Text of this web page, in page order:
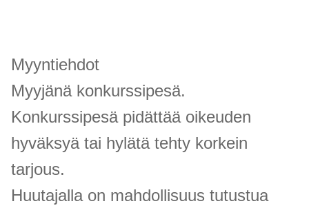
Myyntiehdot
Myyjänä konkurssipesä.
Konkurssipesä pidättää oikeuden
hyväksyä tai hylätä tehty korkein
tarjous.
Huutajalla on mahdollisuus tutustua